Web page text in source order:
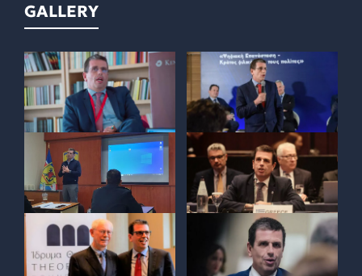
GALLERY